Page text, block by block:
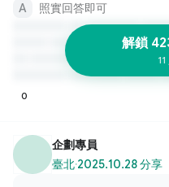
照實回答即可
解鎖
0
企劃專員
臺北·2025.10.28 分享